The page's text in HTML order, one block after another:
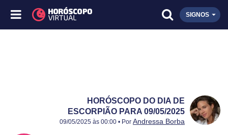
SIGNOS
HORÓSCOPO DO DIA DE
ESCORPIÃO PARA 09/05/2025
Publicado:
09/05/2025
Atualizado:
09/05/2025
09/05/2025 às 00:00 • Por Andressa Borba